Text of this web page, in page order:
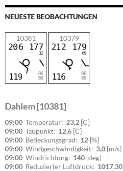
NEUESTE BEOBACHTUNGEN
10381 10379
Dahlem [10381]
09:00 Temperatur: 23,2 [C]
09:00 Taupunkt: 12,6 [C]
09:00 Bedeckungsgrad: 12 [%]
09:00 Windgeschwindigkeit: 3,0 [m/s]
09:00 Windrichtung: 140 [deg]
09:00 Reduzierter Luftdruck: 1017,30